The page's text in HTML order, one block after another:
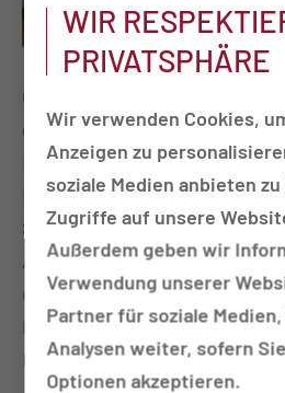
Gute Nachrichten für
die an Multipler Sklerose
Neurologie am CTK wurde
Multiple Sklerose Gesellschaft
Schwerpunktzentrum
Auszeichnung stehen die
und therapeutischen
langjährige Erfahrung und
Behandlungsteams.
WIR
PRIVATSPHÄRE
Wir verwenden Cookies,
Anzeigen zu
soziale Medien anbieten
Zugriffe auf unsere
Außerdem geben wir
Verwendung unserer
Partner für soziale
Analysen weiter, sofern
Optionen akzeptieren.